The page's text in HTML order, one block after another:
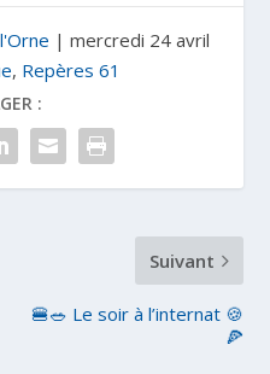
| mercredi 24 avril
, Repères 61
:
Suivant
🍔🥗 Le soir à l’internat 🍪
🍕